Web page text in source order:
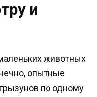
и
животных
опытные
по одному